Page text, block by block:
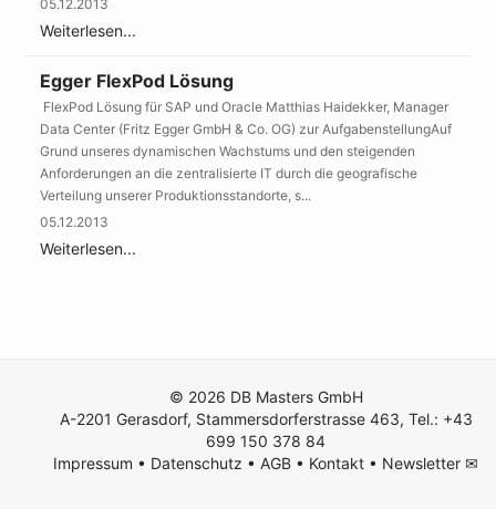
05.12.2013
Weiterlesen...
Egger FlexPod Lösung
FlexPod Lösung für SAP und Oracle Matthias Haidekker, Manager
Data Center (Fritz Egger GmbH & Co. OG) zur AufgabenstellungAuf
Grund unseres dynamischen Wachstums und den steigenden
Anforderungen an die zentralisierte IT durch die geografische
Verteilung unserer Produktionsstandorte, s...
05.12.2013
Weiterlesen...
© 2026 DB Masters GmbH
A-2201 Gerasdorf, Stammersdorferstrasse 463, Tel.: +43
699 150 378 84
Impressum • Datenschutz • AGB • Kontakt • Newsletter ✉